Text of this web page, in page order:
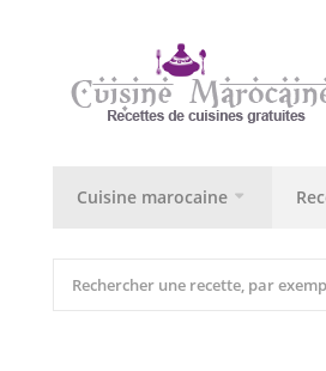
Cuisine marocaine